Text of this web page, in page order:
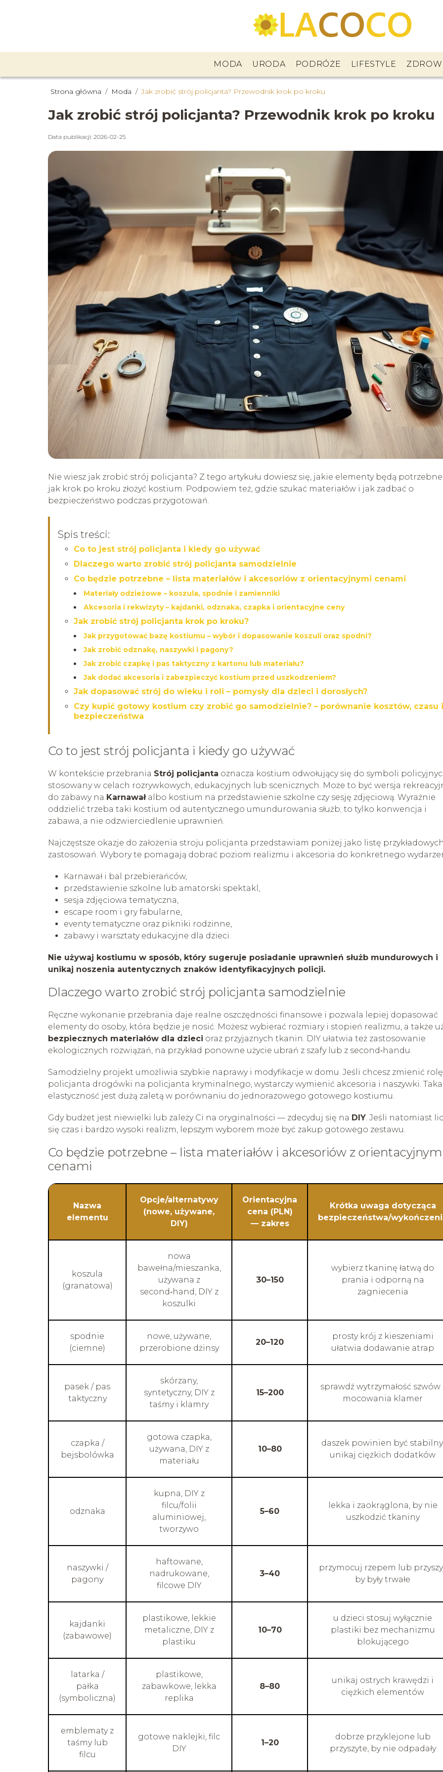
MODA URODA PODRÓŻE LIFESTYLE
Strona główna / Moda /Jak zrobić strój policjanta? Przewodnik krok po kroku
Jak zrobić strój policjanta? Przewodnik krok po kroku
Data publikacji: 2026-02-25
Nie wiesz jak zrobić strój policjanta? Z tego artykułu dowiesz się, jakie elementy będą
jak krok po kroku złożyć kostium. Podpowiem też, gdzie szukać materiałów i jak zadbać o
bezpieczeństwo podczas przygotowań.
Spis treści:
Co to jest strój policjanta i kiedy go używać
Dlaczego warto zrobić strój policjanta samodzielnie
Co będzie potrzebne – lista materiałów i akcesoriów z orientacyjnymi cenami
Materiały odzieżowe – koszula, spodnie i zamienniki
Akcesoria i rekwizyty – kajdanki, odznaka, czapka i orientacyjne ceny
Jak zrobić strój policjanta krok po kroku?
Jak przygotować bazę kostiumu – wybór i dopasowanie koszuli oraz spodni?
Jak zrobić odznakę, naszywki i pagony?
Jak zrobić czapkę i pas taktyczny z kartonu lub materiału?
Jak dodać akcesoria i zabezpieczyć kostium przed uszkodzeniem?
Jak dopasować strój do wieku i roli – pomysły dla dzieci i dorosłych?
Czy kupić gotowy kostium czy zrobić go samodzielnie? – porównanie kosztów, czasu i
bezpieczeństwa
Co to jest strój policjanta i kiedy go używać
W kontekście przebrania Strój policjanta oznacza kostium odwołujący się do symboli
stosowany w celach rozrywkowych, edukacyjnych lub scenicznych. Może to być wersja
do zabawy na Karnawałalbo kostium na przedstawienie szkolne czy sesję zdjęciową. Wyraźnie
oddzielić trzeba taki kostium od autentycznego umundurowania służb; to tylko konwencja i
zabawa, a nie odzwierciedlenie uprawnień.
Najczęstsze okazje do założenia stroju policjanta przedstawiam poniżej jako listę
zastosowań. Wybory te pomagają dobrać poziom realizmu i akcesoria do konkretnego
Karnawał i bal przebierańców,
przedstawienie szkolne lub amatorski spektakl,
sesja zdjęciowa tematyczna,
escape room i gry fabularne,
eventy tematyczne oraz pikniki rodzinne,
zabawy i warsztaty edukacyjne dla dzieci.
Nie używaj kostiumu w sposób, który sugeruje posiadanie uprawnień służb mundurowych i
unikaj noszenia autentycznych znaków identyfikacyjnych policji.
Dlaczego warto zrobić strój policjanta samodzielnie
Ręczne wykonanie przebrania daje realne oszczędności finansowe i pozwala lepiej dopasować
elementy do osoby, która będzie je nosić. Możesz wybierać rozmiary i stopień realizmu, a także
bezpiecznych materiałów dla dzieci oraz przyjaznych tkanin. DIY ułatwia też zastosowanie
ekologicznych rozwiązań, na przykład ponowne użycie ubrań z szafy lub z second‑handu.
Samodzielny projekt umożliwia szybkie naprawy i modyfikacje w domu. Jeśli chcesz zmienić
policjanta drogówki na policjanta kryminalnego, wystarczy wymienić akcesoria i naszywki. Taka
elastyczność jest dużą zaletą w porównaniu do jednorazowego gotowego kostiumu.
Gdy budżet jest niewielki lub zależy Ci na oryginalności — zdecyduj się na DIY. Jeśli natomiast
się czas i bardzo wysoki realizm, lepszym wyborem może być zakup gotowego zestawu.
Co będzie potrzebne – lista materiałów i akcesoriów z
cenami
Nazwa
elementu
Opcje/alternatywy
(nowe, używane,
DIY)
Orientacyjna
cena (PLN)
— zakres
Krótka uwaga dotycząca
bezpieczeństwa/
koszula
(granatowa)
nowa
bawełna/mieszanka,
używana z
second‑hand, DIY z
koszulki
30–150
wybierz tkaninę łatwą do
prania i odporną na
zagniecenia
spodnie
(ciemne)
nowe, używane,
przerobione dżinsy
20–120
prosty krój z kieszeniami
ułatwia dodawanie atrap
pasek / pas
taktyczny
skórzany,
syntetyczny, DIY z
taśmy i klamry
15–200
sprawdź wytrzymałość szwów
mocowania klamer
czapka /
bejsbolówka
gotowa czapka,
używana, DIY z
materiału
10–80
daszek powinien być
unikaj ciężkich dodatków
odznaka
kupna, DIY z
filcu/folii
aluminiowej,
tworzywo
5–60
lekka i zaokrąglona, by nie
uszkodzić tkaniny
naszywki /
pagony
haftowane,
nadrukowane,
filcowe DIY
3–40
przymocuj rzepem lub
by były trwałe
kajdanki
(zabawowe)
plastikowe, lekkie
metaliczne, DIY z
plastiku
10–70
u dzieci stosuj wyłącznie
plastiki bez mechanizmu
blokującego
latarka /
pałka
(symboliczna)
plastikowe,
zabawkowe, lekka
replika
8–80
unikaj ostrych krawędzi i
ciężkich elementów
emblematy z
taśmy lub
filcu
gotowe naklejki, filc
DIY
1–20
dobrze przyklejone lub
przyszyte, by nie odpadały